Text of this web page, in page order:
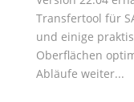
Transfertool für
und einige
Oberflächen
Abläufe weiter...